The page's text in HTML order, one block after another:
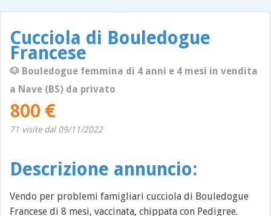
Cucciola di Bouledogue
Francese
🐶 Bouledogue femmina di 4 anni e 4 mesi in vendita
a Nave (BS) da privato
800 €
71 visite dal 09/11/2022
Descrizione annuncio:
Vendo per problemi famigliari cucciola di Bouledogue
Francese di 8 mesi, vaccinata, chippata con Pedigree.